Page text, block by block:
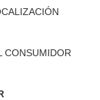
CONSUMIDOR